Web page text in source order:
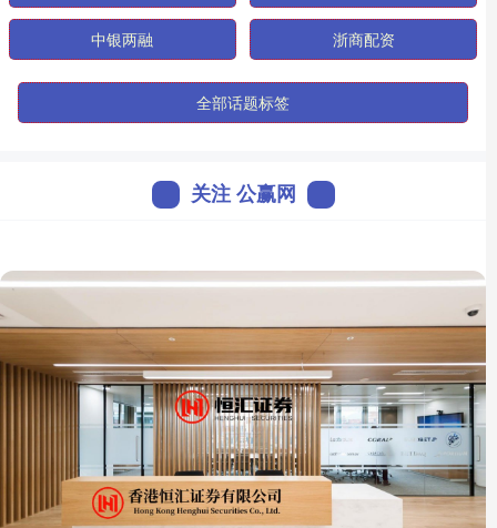
中银两融 浙商配资
全部话题标签
关注 公赢网